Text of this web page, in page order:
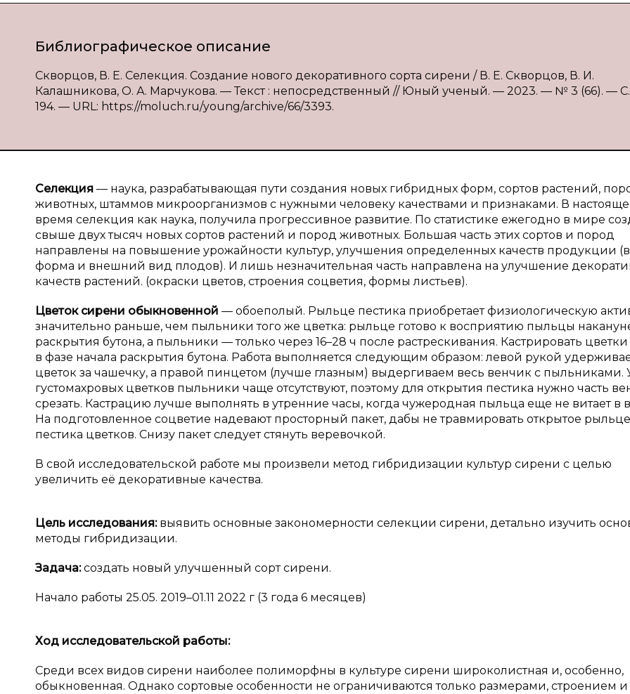
Библиографическое описание
Скворцов, В. Е. Селекция. Создание нового декоративного сорта сирени / В. Е. Скворцов, В. И.
Калашникова, О. А. Марчукова. — Текст : непосредственный // Юный ученый. — 2023. — № 3 (66). — С.
194. — URL: https://moluch.ru/young/archive/66/3393.
Селекция — наука, разрабатывающая пути создания новых гибридных форм, сортов растений,
животных, штаммов микроорганизмов с нужными человеку качествами и признаками. В
время селекция как наука, получила прогрессивное развитие. По статистике ежегодно в мире
свыше двух тысяч новых сортов растений и пород животных. Большая часть этих сортов и пород
направлены на повышение урожайности культур, улучшения определенных качеств продукции
форма и внешний вид плодов). И лишь незначительная часть направлена на улучшение
качеств растений. (окраски цветов, строения соцветия, формы листьев).
Цветок сирени обыкновенной — обоеполый. Рыльце пестика приобретает физиологическую
значительно раньше, чем пыльники того же цветка: рыльце готово к восприятию пыльцы
раскрытия бутона, а пыльники — только через 16–28 ч после растрескивания. Кастрировать
в фазе начала раскрытия бутона. Работа выполняется следующим образом: левой рукой
цветок за чашечку, а правой пинцетом (лучше глазным) выдергиваем весь венчик с пыльниками.
густомахровых цветков пыльники чаще отсутствуют, поэтому для открытия пестика нужно часть
срезать. Кастрацию лучше выполнять в утренние часы, когда чужеродная пыльца еще не витает в
На подготовленное соцветие надевают просторный пакет, дабы не травмировать открытое рыльце
пестика цветков. Снизу пакет следует стянуть веревочкой.
В свой исследовательской работе мы произвели метод гибридизации культур сирени с целью
увеличить её декоративные качества.
Цель исследования: выявить основные закономерности селекции сирени, детально изучить
методы гибридизации.
Задача:создать новый улучшенный сорт сирени.
Начало работы 25.05. 2019–01.11 2022 г (3 года 6 месяцев)
Ход исследовательской работы:
Среди всех видов сирени наиболее полиморфны в культуре сирени широколистная и, особенно,
обыкновенная. Однако сортовые особенности не ограничиваются только размерами, строением и